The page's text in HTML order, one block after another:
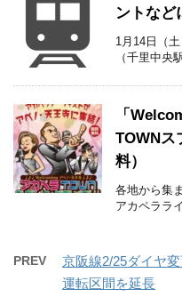
ントなど
1月14日（
（千里中央
「
TOWNス
料）
各地から集
アカペララ
PREV
京阪線2/25ダイヤ
運転区間を延長